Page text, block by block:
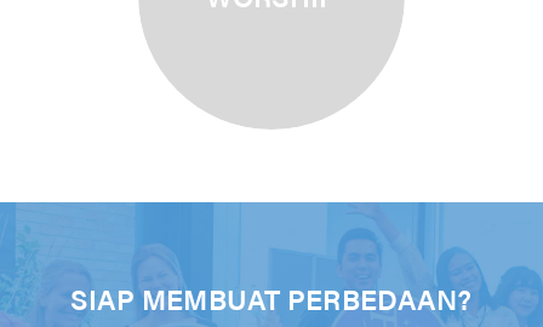
SIAP MEMBUAT PERBEDAAN?